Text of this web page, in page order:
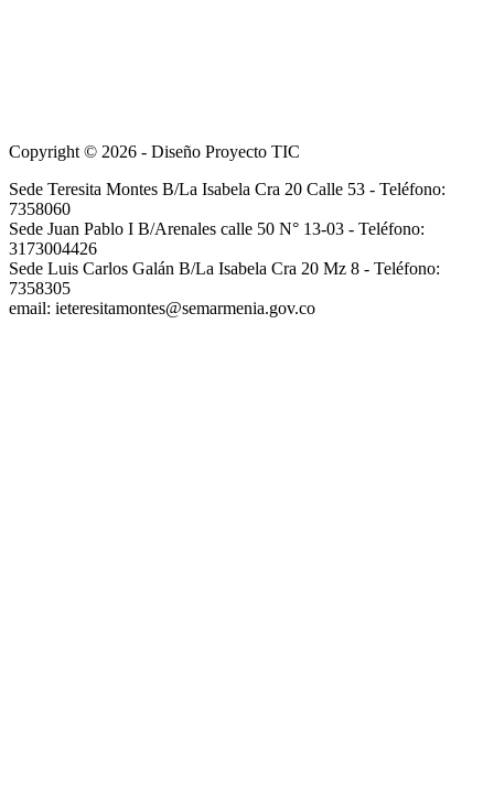
Copyright © 2026 - Diseño Proyecto TIC
Sede Teresita Montes B/La Isabela Cra 20 Calle 53 - Teléfono:
7358060
Sede Juan Pablo I B/Arenales calle 50 N° 13-03 - Teléfono:
3173004426
Sede Luis Carlos Galán B/La Isabela Cra 20 Mz 8 - Teléfono:
7358305
email: ieteresitamontes@semarmenia.gov.co